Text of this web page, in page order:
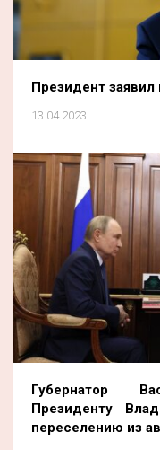
Президент заявил
13.04.2023
Губернатор
Президенту
переселению из